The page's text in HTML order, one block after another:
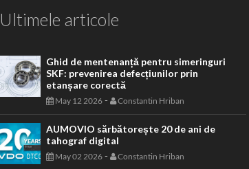
Ultimele articole
Ghid de mentenanță pentru simeringuri
SKF: prevenirea defecțiunilor prin
etanșare corectă
May 12 2026 - Constantin Hriban
AUMOVIO sărbătorește 20 de ani de
tahograf digital
May 02 2026 - Constantin Hriban